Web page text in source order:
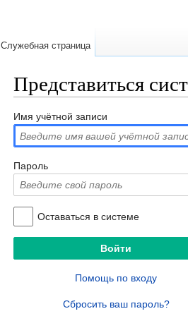
Представиться
Имя учётной записи
Пароль
Оставаться в системе
Помощь по входу
Сбросить ваш пароль?
Служебная страница